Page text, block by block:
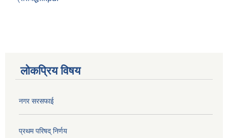
लोकप्रिय विषय
नगर सरसफाई
प्रथम परिषद् निर्णय